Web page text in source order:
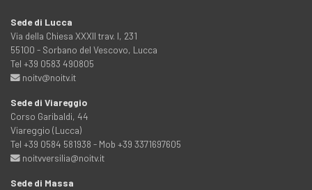
Sede di Lucca
Via della Chiesa XXXII trav. I, 231
55100 - Sorbano del Vescovo, Lucca
Tel +39 0583 490805
noitv@noitv.it
Sede di Viareggio
Corso Garibaldi, 44
Viareggio (Lucca)
Tel +39 0584 581938 - Mob +39 3371697605
noitvversilia@noitv.it
Sede di Massa